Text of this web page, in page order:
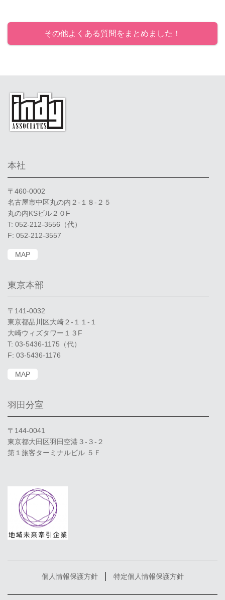
その他よくある質問をまとめました！
本社
〒460-0002
名古屋市中区丸の内２-１８-２５
丸の内KSビル２０F
T: 052-212-3556（代）
F: 052-212-3557
MAP
東京本部
〒141-0032
東京都品川区大崎２-１１-１
大崎ウィズタワー１３F
T: 03-5436-1175（代）
F: 03-5436-1176
MAP
羽田分室
〒144-0041
東京都大田区羽田空港３-３-２
第１旅客ターミナルビル ５Ｆ
個人情報保護方針 特定個人情報保護方針